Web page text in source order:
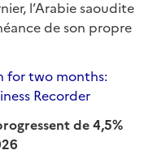
l’Arabie saoudite
de son propre
for two months:
Recorder
de 4,5%